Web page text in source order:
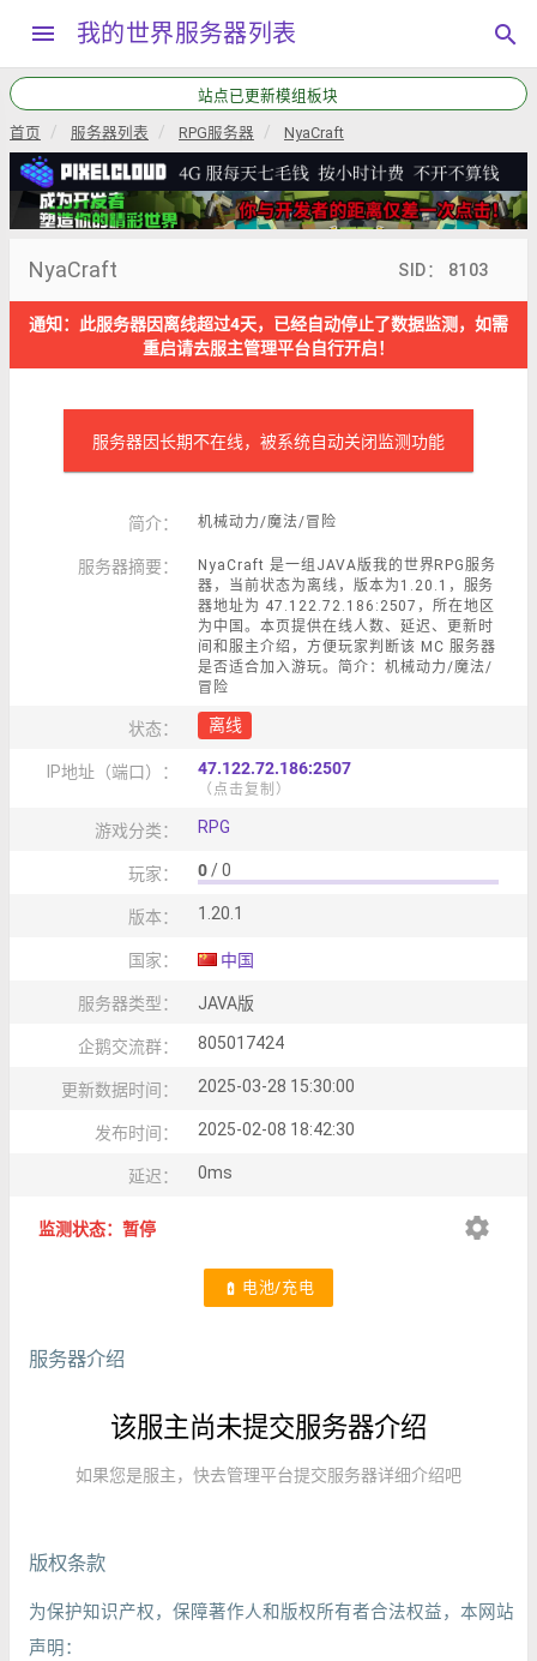
menu 我的世界服务器列表 search
站点已更新模组板块
首页 服务器列表 RPG服务器 NyaCraft
NyaCraft SID： 8103
通知：此服务器因离线超过4天，已经自动停止了数据监测，如需
重启请去服主管理平台自行开启！
服务器因长期不在线，被系统自动关闭监测功能
简介： 机械动力/魔法/冒险
服务器摘要：
NyaCraft 是一组JAVA版我的世界RPG服务
器，当前状态为离线，版本为1.20.1，服务
器地址为 47.122.72.186:2507，所在地区
为中国。本页提供在线人数、延迟、更新时
间和服主介绍，方便玩家判断该 MC 服务器
是否适合加入游玩。简介：机械动力/魔法/
冒险
状态： 离线
IP地址（端口）： 47.122.72.186:2507
（点击复制）
游戏分类： RPG
玩家： 0/ 0
版本： 1.20.1
国家： 中国
服务器类型： JAVA版
企鹅交流群： 805017424
更新数据时间： 2025-03-28 15:30:00
发布时间： 2025-02-08 18:42:30
延迟： 0ms
监测状态：暂停 settings
battery_charging_full 电池/充电
服务器介绍
该服主尚未提交服务器介绍
如果您是服主，快去管理平台提交服务器详细介绍吧
版权条款
为保护知识产权，保障著作人和版权所有者合法权益，本网站
声明：